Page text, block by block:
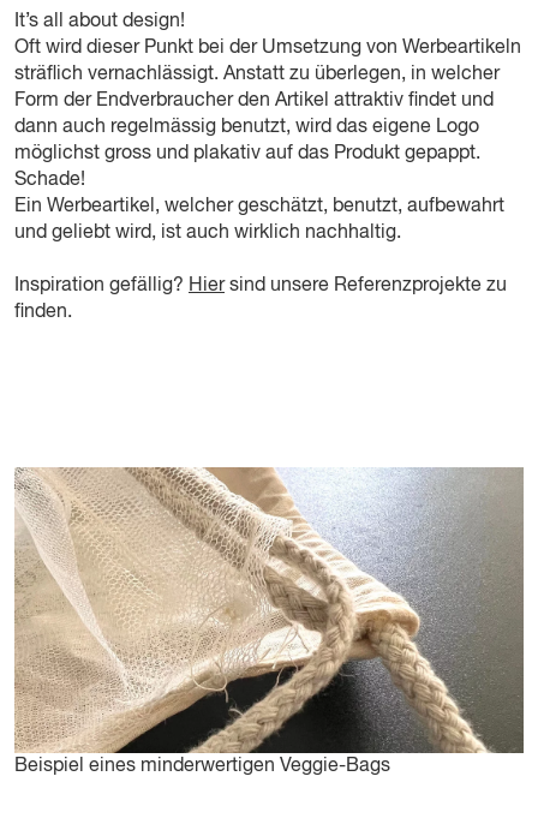
It’s all about design!
Oft wird dieser Punkt bei der Umsetzung von Werbeartikeln
sträflich vernachlässigt. Anstatt zu überlegen, in welcher
Form der Endverbraucher den Artikel attraktiv findet und
dann auch regelmässig benutzt, wird das eigene Logo
möglichst gross und plakativ auf das Produkt gepappt.
Schade!
Ein Werbeartikel, welcher geschätzt, benutzt, aufbewahrt
und geliebt wird, ist auch wirklich nachhaltig.
Inspiration gefällig? Hiersind unsere Referenzprojekte zu
finden.
Beispiel eines minderwertigen Veggie-Bags